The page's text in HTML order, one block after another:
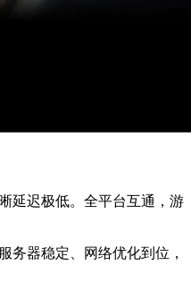
迟极低。全平台互通，游
器稳定、网络优化到位，